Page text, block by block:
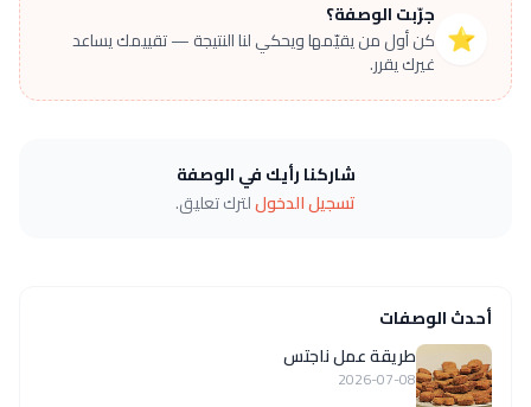
⭐
جرّبت الوصفة؟
كن أول من يقيّمها ويحكي لنا النتيجة — تقييمك يساعد
غيرك يقرر.
شاركنا رأيك في الوصفة
تسجيل الدخوللترك تعليق.
أحدث الوصفات
طريقة عمل ناجتس
2026-07-08